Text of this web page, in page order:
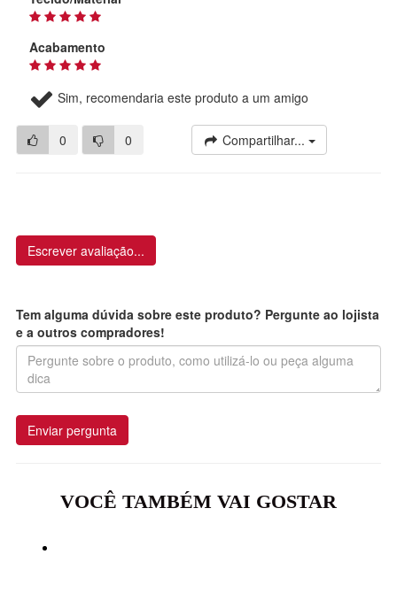
Acabamento
Sim, recomendaria este produto a um amigo
0 0 Compartilhar...
Escrever avaliação...
Tem alguma dúvida sobre este produto? Pergunte ao lojista
e a outros compradores!
Enviar pergunta
VOCÊ TAMBÉM VAI GOSTAR